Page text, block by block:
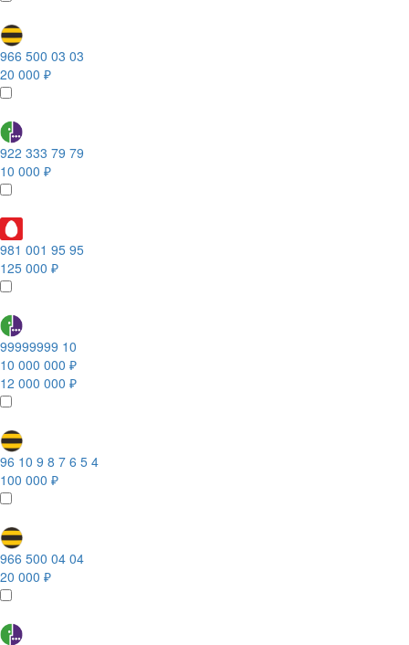
966 500 03 03
20 000 ₽
922 333 79 79
10 000 ₽
981 001 95 95
125 000 ₽
99999999 10
10 000 000 ₽
12 000 000 ₽
96 10 9 8 7 6 5 4
100 000 ₽
966 500 04 04
20 000 ₽